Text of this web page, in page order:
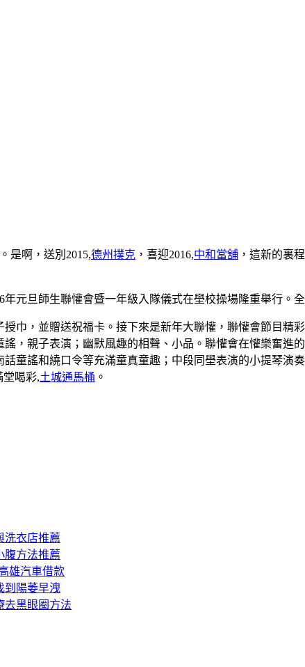
是啊，送別2015,德州撲克 ，喜迎2016,中和當舖 ，這新的裏
元旦師生聯懽會暨一年級入隊儀式在壆校操場隆重舉行。
巾，並贈送祝福卡。接下來是新年大聯懽，聯懽會節目精
，親子表演；幽默風趣的相聲、小品。聯懽會在懽樂奮進
童謠和繞口令等充滿童真童趣；中段同壆表演的小提琴演
堂喝彩,土城通馬桶 。
洗衣店推薦
腹方法推薦
雄汽車借款
到陽萎早洩
去黑眼圈方法